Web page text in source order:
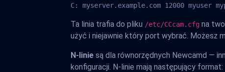
C: myserver.example.com 12000 myuser
Ta linia trafia do pliku /etc/CCcam.cfg na
użyć i niejawnie który port wybrać. Możesz
N-linie są dla równorzędnych Newcamd —
konfiguracji. N-linie mają następujący format: